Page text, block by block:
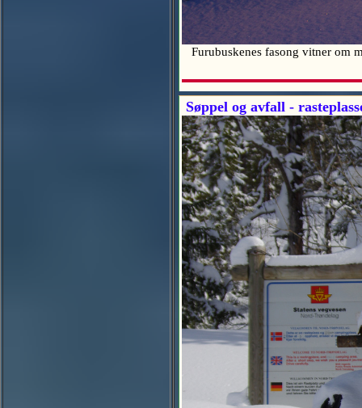
Furubuskenes fasong vitner om
Søppel og avfall -